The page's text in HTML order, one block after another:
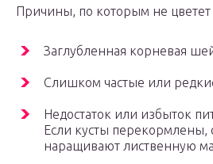
Причины, по которым не цветет
Заглубленная корневая
Слишком частые или
Недостаток или избыток
Если кусты перекормлены,
наращивают лиственную